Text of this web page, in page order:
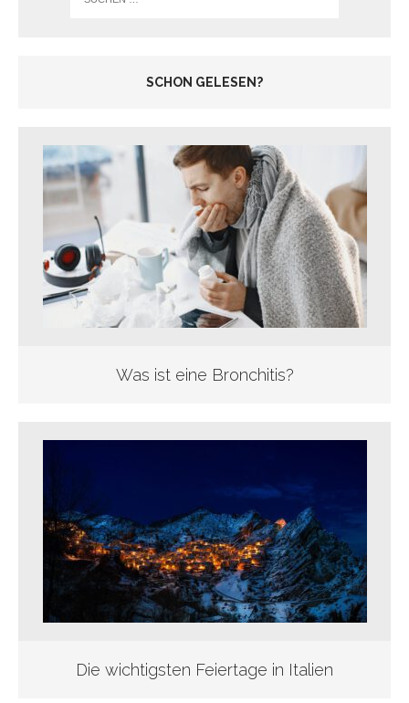
SCHON GELESEN?
Was ist eine Bronchitis?
Die wichtigsten Feiertage in Italien